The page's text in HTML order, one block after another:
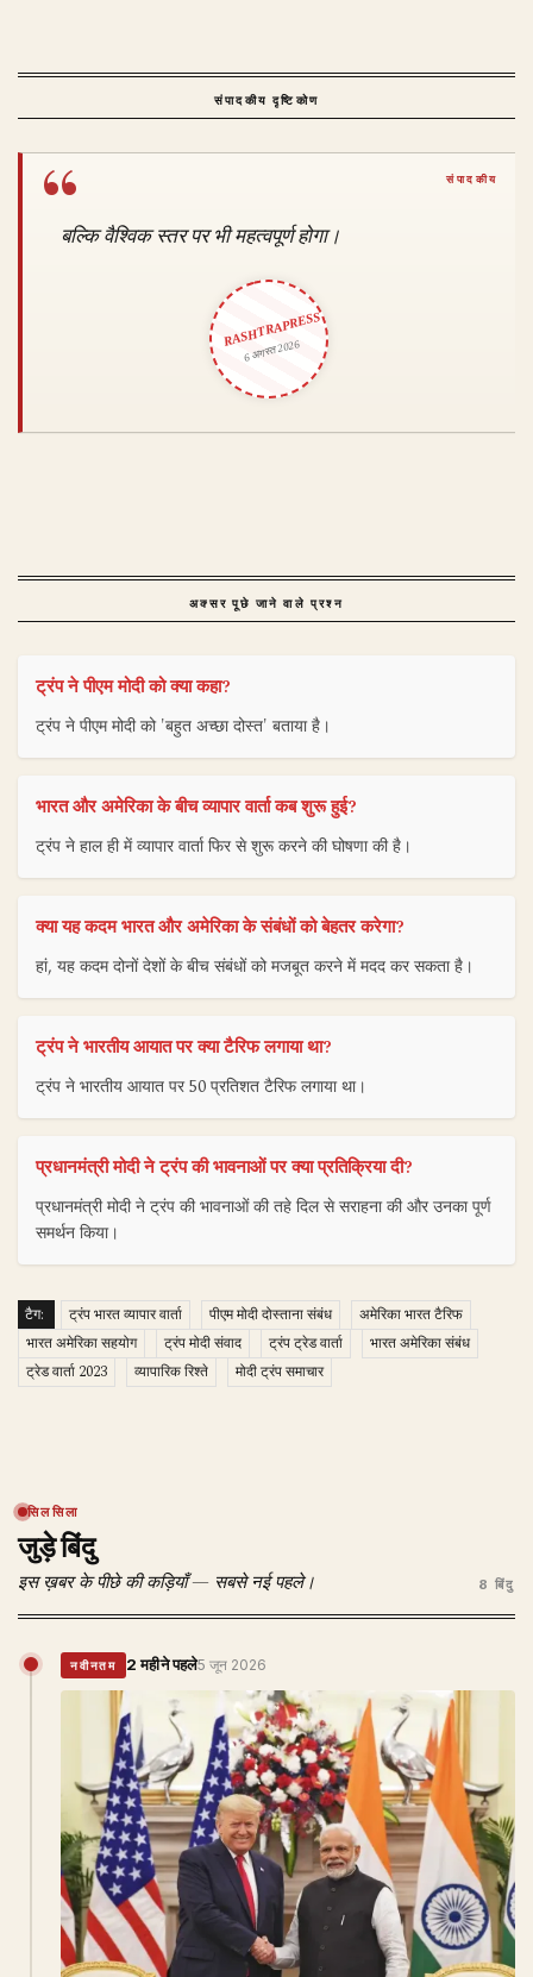
संपादकीय दृष्टिकोण
बल्कि वैश्विक स्तर पर भी महत्वपूर्ण होगा।
RASHTRAPRESS
6 अगस्त 2026
अक्सर पूछे जाने वाले प्रश्न
ट्रंप ने पीएम मोदी को क्या कहा?
ट्रंप ने पीएम मोदी को 'बहुत अच्छा दोस्त' बताया है।
भारत और अमेरिका के बीच व्यापार वार्ता कब शुरू हुई?
ट्रंप ने हाल ही में व्यापार वार्ता फिर से शुरू करने की घोषणा की है।
क्या यह कदम भारत और अमेरिका के संबंधों को बेहतर करेगा?
हां, यह कदम दोनों देशों के बीच संबंधों को मजबूत करने में मदद कर सकता है।
ट्रंप ने भारतीय आयात पर क्या टैरिफ लगाया था?
ट्रंप ने भारतीय आयात पर 50 प्रतिशत टैरिफ लगाया था।
प्रधानमंत्री मोदी ने ट्रंप की भावनाओं पर क्या प्रतिक्रिया दी?
प्रधानमंत्री मोदी ने ट्रंप की भावनाओं की तहे दिल से सराहना की और उनका पूर्ण
समर्थन किया।
टैग: ट्रंप भारत व्यापार वार्ता पीएम मोदी दोस्ताना संबंध
अमेरिका भारत टैरिफ
भारत अमेरिका सहयोग
ट्रंप मोदी संवाद ट्रंप ट्रेड वार्ता
भारत अमेरिका संबंध
ट्रेड वार्ता 2023
व्यापारिक रिश्ते मोदी ट्रंप समाचार
सिलसिला
जुड़े बिंदु
इस ख़बर के पीछे की कड़ियाँ — सबसे नई पहले। 8 बिंदु
नवीनतम 2 महीने पहले5 जून 2026